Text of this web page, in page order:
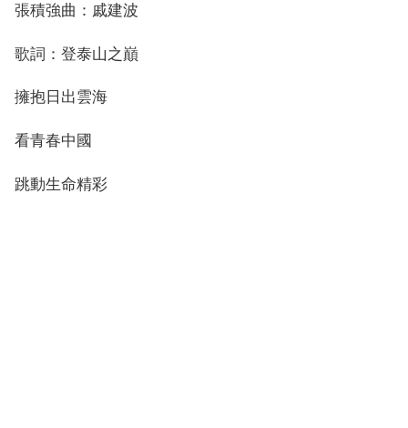
張積強曲：戚建波
歌詞：登泰山之巔
擁抱日出雲海
看青春中國
跳動生命精彩